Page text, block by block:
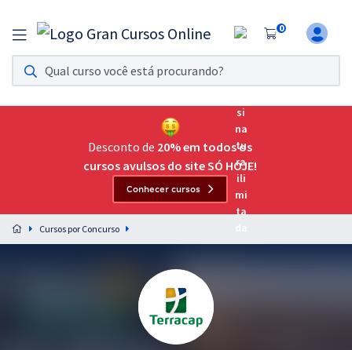
0
Assinatura Ilimitada 11
Acesso a todos os cursos. Teste grátis por 7 dias!
Assinatura OAB Até Passar
Acesso ilimitado a toda preparação para o Exame da
Preparação completa e intensiva para as principais
residências em saúde do Brasil
Desconto de 20% em todos os
cursos avulsos do site SÓ HOJE!
Conhecer cursos
Cursos por Concurso